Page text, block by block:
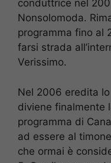
conduttrice nel
Nonsolomoda.
programma fino al
farsi strada
Verissimo.
Nel 2006 eredita lo
diviene finalmente
programma di
ad essere al
che ormai è